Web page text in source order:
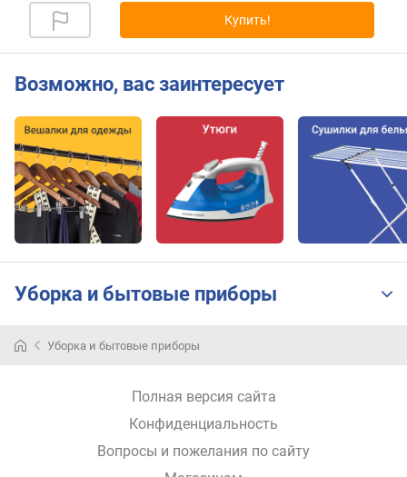
Купить!
Возможно, вас заинтересует
Уборка и бытовые приборы
Уборка и бытовые приборы
Полная версия сайта
Конфиденциальность
Вопросы и пожелания по сайту